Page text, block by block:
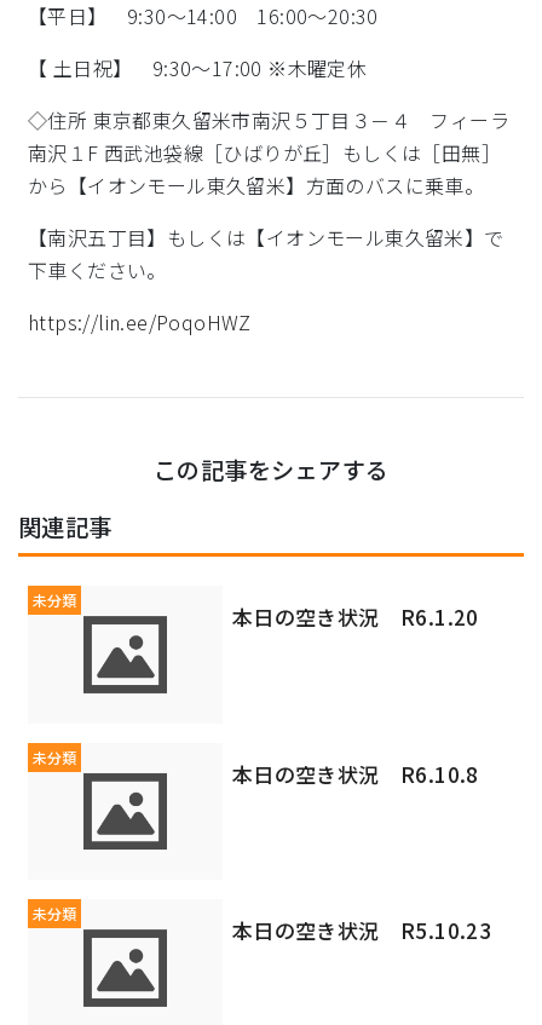
【平日】 9:30～14:00 16:00～20:30
【 土日祝】 9:30～17:00 ※木曜定休
◇住所 東京都東久留米市南沢５丁目３－４ フィーラ
南沢１F 西武池袋線［ひばりが丘］もしくは［田無］
から【イオンモール東久留米】方面のバスに乗車。
【南沢五丁目】もしくは【イオンモール東久留米】で
下車ください。
https://lin.ee/PoqoHWZ
この記事をシェアする
関連記事
未分類
本日の空き状況 R6.1.20
未分類
本日の空き状況 R6.10.8
未分類
本日の空き状況 R5.10.23